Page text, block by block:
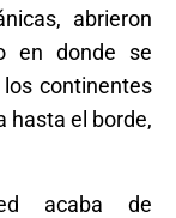
abrieron
en donde se
continentes
hasta el borde,
acaba de